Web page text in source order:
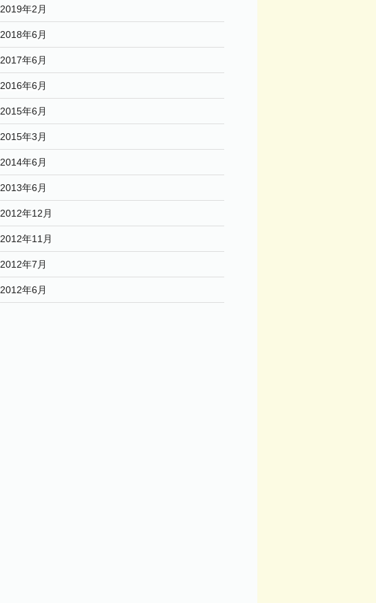
2019年2月
2018年6月
2017年6月
2016年6月
2015年6月
2015年3月
2014年6月
2013年6月
2012年12月
2012年11月
2012年7月
2012年6月